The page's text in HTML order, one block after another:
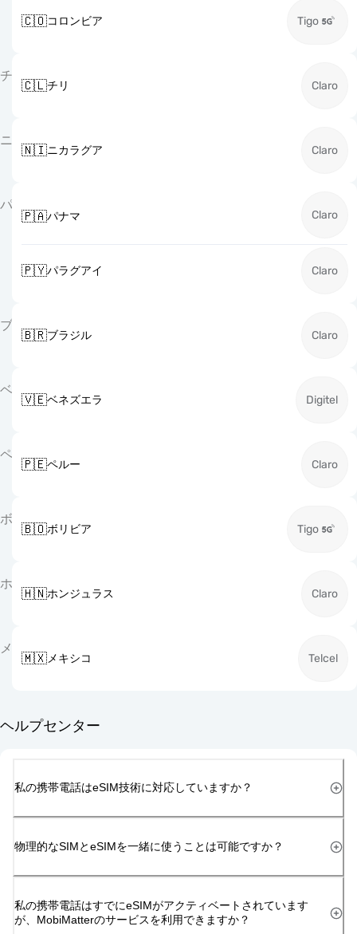
🇨🇴コロンビア Tigo
チ
🇨🇱チリ Claro
ニ
🇳🇮ニカラグア Claro
パ
🇵🇦パナマ Claro
🇵🇾パラグアイ Claro
ブ
🇧🇷ブラジル Claro
ベ
🇻🇪ベネズエラ Digitel
ペ
🇵🇪ペルー Claro
ボ
🇧🇴ボリビア Tigo
ホ
🇭🇳ホンジュラス Claro
メ
🇲🇽メキシコ Telcel
ヘルプセンター
私の携帯電話はeSIM技術に対応していますか？
物理的なSIMとeSIMを一緒に使うことは可能ですか？
私の携帯電話はすでにeSIMがアクティベートされています
が、MobiMatterのサービスを利用できますか？